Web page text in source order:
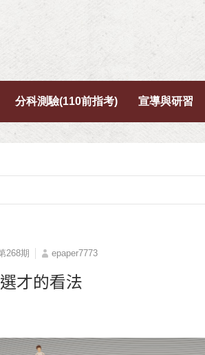
分科測驗(110前指考) 宣導與研習
268期 epaper7773
才的看法